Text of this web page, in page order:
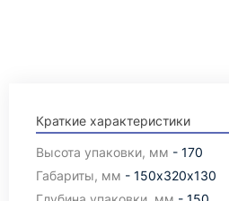
Краткие характеристики
Высота упаковки, мм - 170
Габариты, мм - 150х320х130